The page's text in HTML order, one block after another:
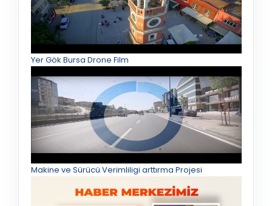
Yer Gök Bursa Drone Film
Makine ve Sürücü Verimliligi arttırma Projesi